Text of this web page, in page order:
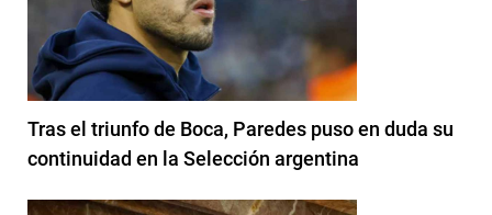
Tras el triunfo de Boca, Paredes puso en duda su
continuidad en la Selección argentina